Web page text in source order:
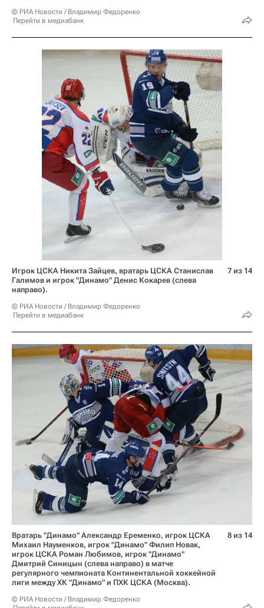
© РИА Новости / Владимир Федоренко
Перейти в медиабанк
Игрок ЦСКА Никита Зайцев, вратарь ЦСКА Станислав
Галимов и игрок "Динамо" Денис Кокарев (слева
направо).
© РИА Новости / Владимир Федоренко
Перейти в медиабанк
7 из 14
Вратарь "Динамо" Александр Еременко, игрок ЦСКА
Михаил Науменков, игрок "Динамо" Филип Новак,
игрок ЦСКА Роман Любимов, игрок "Динамо"
Дмитрий Синицын (слева направо) в матче
регулярного чемпионата Континентальной хоккейной
лиги между ХК "Динамо" и ПХК ЦСКА (Москва).
© РИА Новости / Владимир Федоренко
8 из 14